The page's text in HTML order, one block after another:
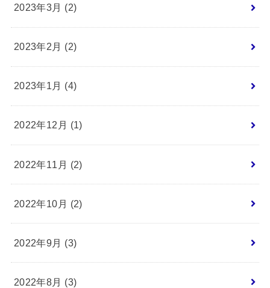
2023年3月 (2)
2023年2月 (2)
2023年1月 (4)
2022年12月 (1)
2022年11月 (2)
2022年10月 (2)
2022年9月 (3)
2022年8月 (3)